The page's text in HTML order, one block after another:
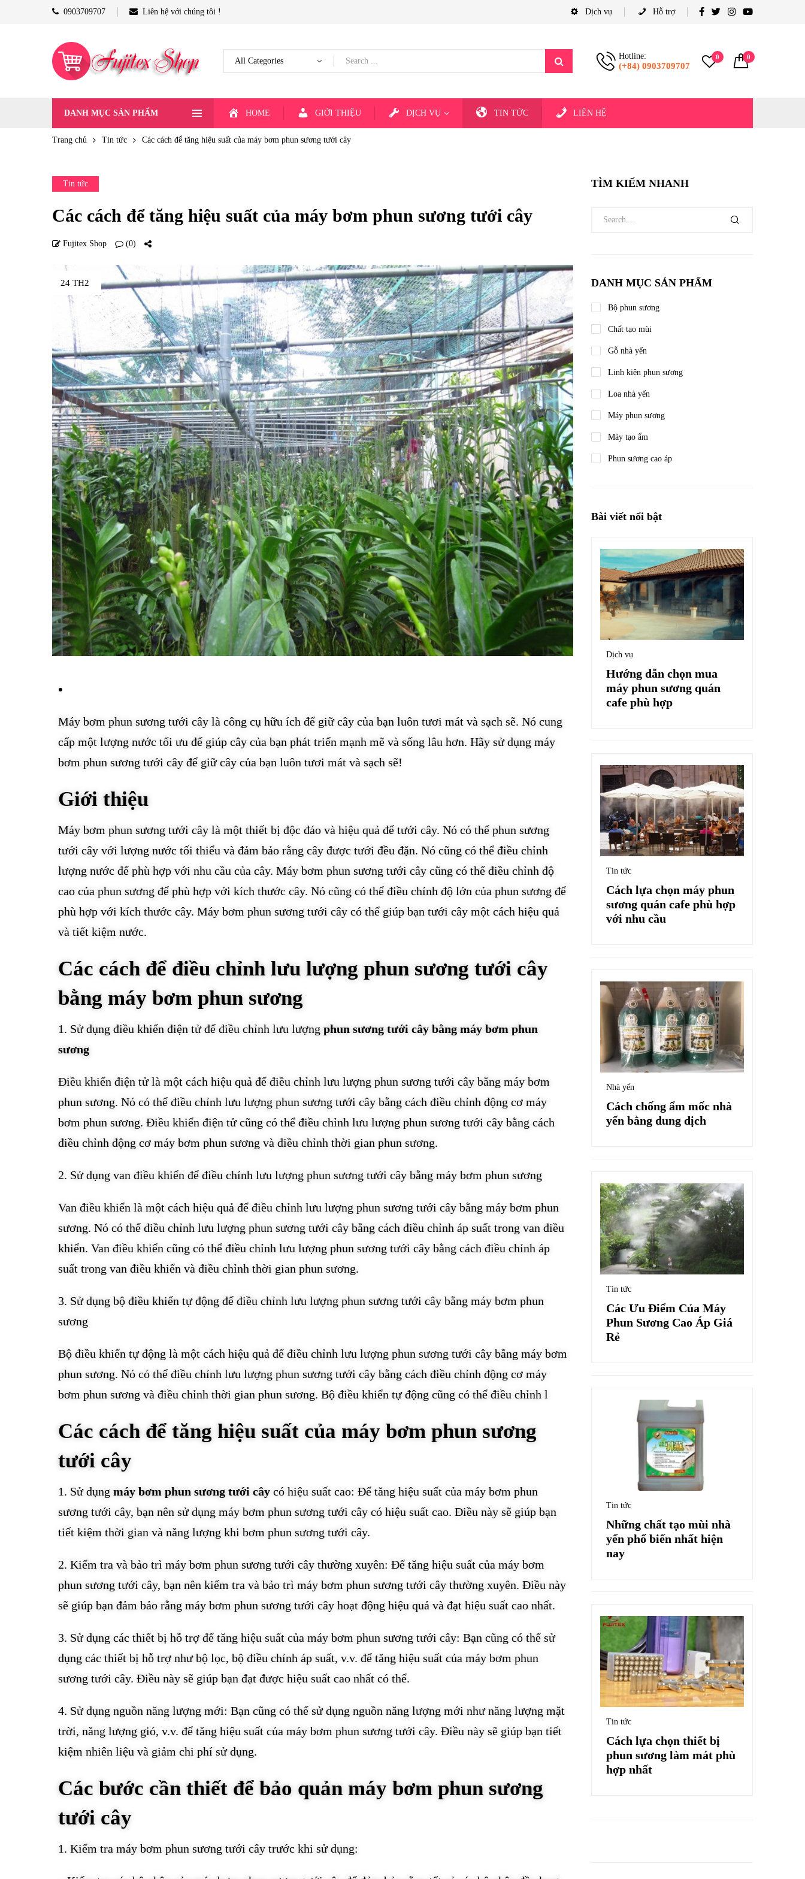
0903709707 Liên hệ với chúng tôi ! Dịch vụ Hỗ trợ
Hotline:
(+84) 0903709707
0 0
DANH MỤC SẢN PHẨM HOME GIỚI THIỆU DỊCH VỤ TIN TỨC LIÊN HỆ
Trang chủ Tin tức Các cách để tăng hiệu suất của máy bơm phun sương tưới cây
Tin tức
Các cách để tăng hiệu suất của máy bơm phun sương tưới cây
Fujitex Shop (0)
24 TH2
Máy bơm phun sương tưới cây là công cụ hữu ích để giữ cây của bạn luôn tươi mát và sạch sẽ. Nó cung
cấp một lượng nước tối ưu để giúp cây của bạn phát triển mạnh mẽ và sống lâu hơn. Hãy sử dụng máy
bơm phun sương tưới cây để giữ cây của bạn luôn tươi mát và sạch sẽ!
Giới thiệu
Máy bơm phun sương tưới cây là một thiết bị độc đáo và hiệu quả để tưới cây. Nó có thể phun sương
tưới cây với lượng nước tối thiểu và đảm bảo rằng cây được tưới đều đặn. Nó cũng có thể điều chỉnh
lượng nước để phù hợp với nhu cầu của cây. Máy bơm phun sương tưới cây cũng có thể điều chỉnh độ
cao của phun sương để phù hợp với kích thước cây. Nó cũng có thể điều chỉnh độ lớn của phun sương để
phù hợp với kích thước cây. Máy bơm phun sương tưới cây có thể giúp bạn tưới cây một cách hiệu quả
và tiết kiệm nước.
Các cách để điều chỉnh lưu lượng phun sương tưới cây
bằng máy bơm phun sương
1. Sử dụng điều khiển điện tử để điều chỉnh lưu lượng phun sương tưới cây bằng máy bơm phun
sương
Điều khiển điện tử là một cách hiệu quả để điều chỉnh lưu lượng phun sương tưới cây bằng máy bơm
phun sương. Nó có thể điều chỉnh lưu lượng phun sương tưới cây bằng cách điều chỉnh động cơ máy
bơm phun sương. Điều khiển điện tử cũng có thể điều chỉnh lưu lượng phun sương tưới cây bằng cách
điều chỉnh động cơ máy bơm phun sương và điều chỉnh thời gian phun sương.
2. Sử dụng van điều khiển để điều chỉnh lưu lượng phun sương tưới cây bằng máy bơm phun sương
Van điều khiển là một cách hiệu quả để điều chỉnh lưu lượng phun sương tưới cây bằng máy bơm phun
sương. Nó có thể điều chỉnh lưu lượng phun sương tưới cây bằng cách điều chỉnh áp suất trong van điều
khiển. Van điều khiển cũng có thể điều chỉnh lưu lượng phun sương tưới cây bằng cách điều chỉnh áp
suất trong van điều khiển và điều chỉnh thời gian phun sương.
3. Sử dụng bộ điều khiển tự động để điều chỉnh lưu lượng phun sương tưới cây bằng máy bơm phun
sương
Bộ điều khiển tự động là một cách hiệu quả để điều chỉnh lưu lượng phun sương tưới cây bằng máy bơm
phun sương. Nó có thể điều chỉnh lưu lượng phun sương tưới cây bằng cách điều chỉnh động cơ máy
bơm phun sương và điều chỉnh thời gian phun sương. Bộ điều khiển tự động cũng có thể điều chỉnh l
Các cách để tăng hiệu suất của máy bơm phun sương
tưới cây
1. Sử dụng máy bơm phun sương tưới cây có hiệu suất cao: Để tăng hiệu suất của máy bơm phun
sương tưới cây, bạn nên sử dụng máy bơm phun sương tưới cây có hiệu suất cao. Điều này sẽ giúp bạn
tiết kiệm thời gian và năng lượng khi bơm phun sương tưới cây.
2. Kiểm tra và bảo trì máy bơm phun sương tưới cây thường xuyên: Để tăng hiệu suất của máy bơm
phun sương tưới cây, bạn nên kiểm tra và bảo trì máy bơm phun sương tưới cây thường xuyên. Điều này
sẽ giúp bạn đảm bảo rằng máy bơm phun sương tưới cây hoạt động hiệu quả và đạt hiệu suất cao nhất.
3. Sử dụng các thiết bị hỗ trợ để tăng hiệu suất của máy bơm phun sương tưới cây: Bạn cũng có thể sử
dụng các thiết bị hỗ trợ như bộ lọc, bộ điều chỉnh áp suất, v.v. để tăng hiệu suất của máy bơm phun
sương tưới cây. Điều này sẽ giúp bạn đạt được hiệu suất cao nhất có thể.
4. Sử dụng nguồn năng lượng mới: Bạn cũng có thể sử dụng nguồn năng lượng mới như năng lượng mặt
trời, năng lượng gió, v.v. để tăng hiệu suất của máy bơm phun sương tưới cây. Điều này sẽ giúp bạn tiết
kiệm nhiên liệu và giảm chi phí sử dụng.
Các bước cần thiết để bảo quản máy bơm phun sương
tưới cây
1. Kiểm tra máy bơm phun sương tưới cây trước khi sử dụng:
TÌM KIẾM NHANH
DANH MỤC SẢN PHẨM
Bộ phun sương
Chất tạo mùi
Gỗ nhà yến
Linh kiện phun sương
Loa nhà yến
Máy phun sương
Máy tạo ẩm
Phun sương cao áp
Bài viết nổi bật
Dịch vụ
Hướng dẫn chọn mua
máy phun sương quán
cafe phù hợp
Tin tức
Cách lựa chọn máy phun
sương quán cafe phù hợp
với nhu cầu
Nhà yến
Cách chống ẩm mốc nhà
yến bằng dung dịch
Tin tức
Các Ưu Điểm Của Máy
Phun Sương Cao Áp Giá
Rẻ
Tin tức
Những chất tạo mùi nhà
yến phổ biến nhất hiện
nay
Tin tức
Cách lựa chọn thiết bị
phun sương làm mát phù
hợp nhất